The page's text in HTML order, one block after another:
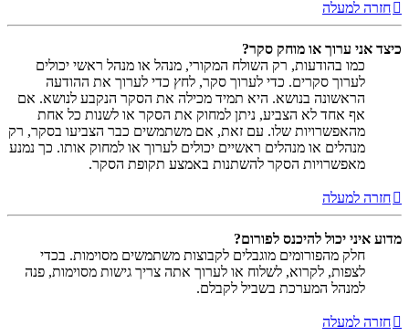
חזרה למעלה
כיצד אני ערוך או מוחק סקר?
כמו בהודעות, רק השולח המקורי, מנהל או מנהל ראשי יכולים
לערוך סקרים. כדי לערוך סקר, לחץ כדי לערוך את ההודעה
הראשונה בנושא. היא תמיד מכילה את הסקר הנקבע לנושא. אם
אף אחד לא הצביע, ניתן למחוק את הסקר או לשנות כל אחת
מהאפשרויות שלו. עם זאת, אם משתמשים כבר הצביעו בסקר, רק
מנהלים או מנהלים ראשיים יכולים לערוך או למחוק אותו. כך נמנע
מאפשרויות הסקר להשתנות באמצע תקופת הסקר.
חזרה למעלה
מדוע איני יכול להיכנס לפורום?
חלק מהפורומים מוגבלים לקבוצות משתמשים מסוימות. בכדי
לצפות, לקרוא, לשלוח או לערוך אתה צריך גישות מסוימות, פנה
למנהל המערכת בשביל לקבלם.
חזרה למעלה